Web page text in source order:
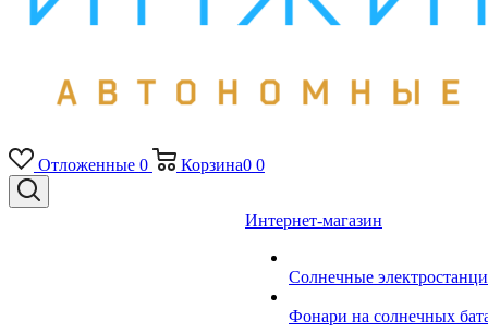
Отложенные 0 Корзина0 0
Интернет-магазин
Солнечные
Фонари на солнечных